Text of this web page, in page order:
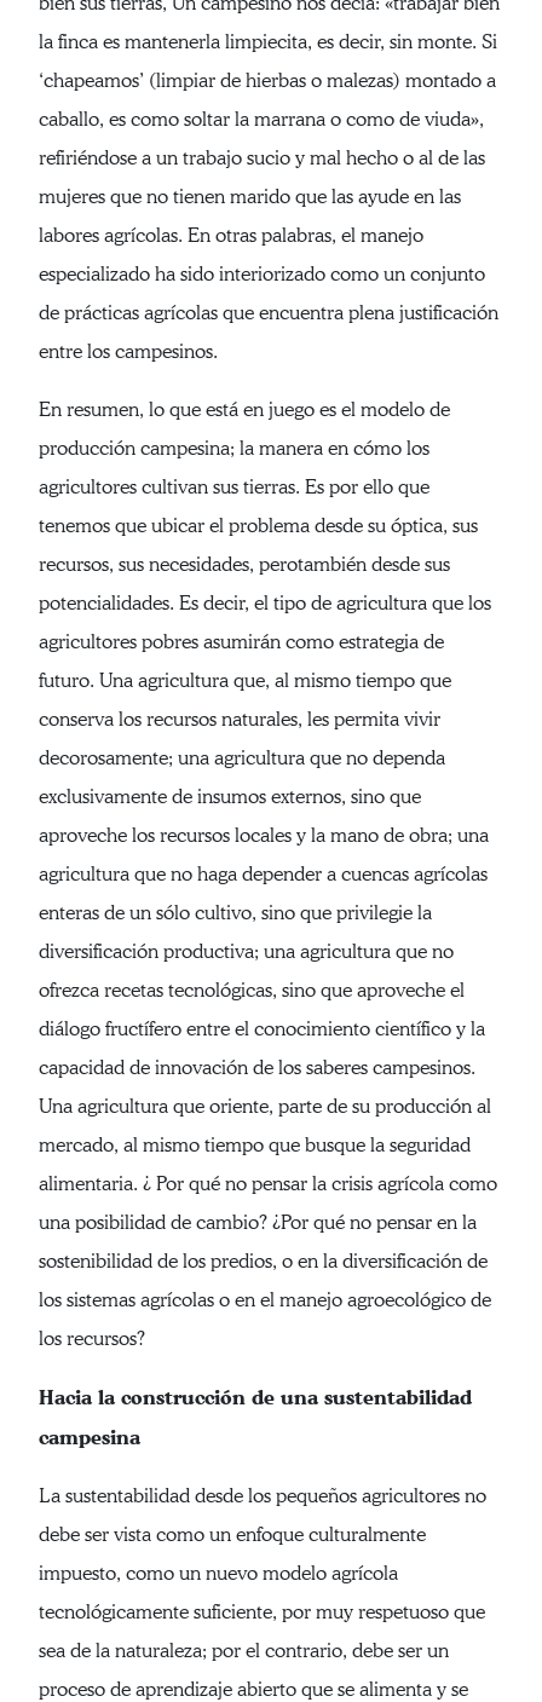
la finca es mantenerla limpiecita, es decir, sin monte. Si
‘chapeamos’ (limpiar de hierbas o malezas) montado a
caballo, es como soltar la marrana o como de viuda»,
refiriéndose a un trabajo sucio y mal hecho o al de las
mujeres que no tienen marido que las ayude en las
labores agrícolas. En otras palabras, el manejo
especializado ha sido interiorizado como un conjunto
de prácticas agrícolas que encuentra plena justificación
entre los campesinos.
En resumen, lo que está en juego es el modelo de
producción campesina; la manera en cómo los
agricultores cultivan sus tierras. Es por ello que
tenemos que ubicar el problema desde su óptica, sus
recursos, sus necesidades, perotambién desde sus
potencialidades. Es decir, el tipo de agricultura que los
agricultores pobres asumirán como estrategia de
futuro. Una agricultura que, al mismo tiempo que
conserva los recursos naturales, les permita vivir
decorosamente; una agricultura que no dependa
exclusivamente de insumos externos, sino que
aproveche los recursos locales y la mano de obra; una
agricultura que no haga depender a cuencas agrícolas
enteras de un sólo cultivo, sino que privilegie la
diversificación productiva; una agricultura que no
ofrezca recetas tecnológicas, sino que aproveche el
diálogo fructífero entre el conocimiento científico y la
capacidad de innovación de los saberes campesinos.
Una agricultura que oriente, parte de su producción al
mercado, al mismo tiempo que busque la seguridad
alimentaria. ¿ Por qué no pensar la crisis agrícola como
una posibilidad de cambio? ¿Por qué no pensar en la
sostenibilidad de los predios, o en la diversificación de
los sistemas agrícolas o en el manejo agroecológico de
los recursos?
Hacia la construcción de una sustentabilidad
campesina
La sustentabilidad desde los pequeños agricultores no
debe ser vista como un enfoque culturalmente
impuesto, como un nuevo modelo agrícola
tecnológicamente suficiente, por muy respetuoso que
sea de la naturaleza; por el contrario, debe ser un
proceso de aprendizaje abierto que se alimenta y se